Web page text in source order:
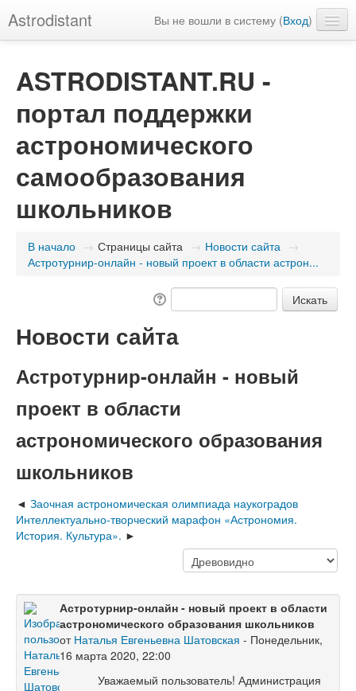
Astrodistant Вы не вошли в систему (Вход)
ASTRODISTANT.RU -
портал поддержки
астрономического
самообразования
школьников
В начало → Страницы сайта → Новости сайта →
Астротурнир-онлайн - новый проект в области астрон...
Новости сайта
Астротурнир-онлайн - новый
проект в области
астрономического образования
школьников
Заочная астрономическая олимпиада наукоградов
Интеллектуально-творческий марафон «Астрономия.
История. Культура».
Астротурнир-онлайн - новый проект в области
астрономического образования школьников
от Наталья Евгеньевна Шатовская - Понедельник,
16 марта 2020, 22:00
Уважаемый пользователь! Администрация